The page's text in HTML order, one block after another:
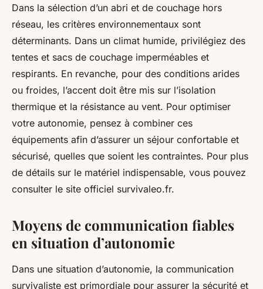
Dans la sélection d’un abri et de couchage hors
réseau, les critères environnementaux sont
déterminants. Dans un climat humide, privilégiez des
tentes et sacs de couchage imperméables et
respirants. En revanche, pour des conditions arides
ou froides, l’accent doit être mis sur l’isolation
thermique et la résistance au vent. Pour optimiser
votre autonomie, pensez à combiner ces
équipements afin d’assurer un séjour confortable et
sécurisé, quelles que soient les contraintes. Pour plus
de détails sur le matériel indispensable, vous pouvez
consulter le site officiel survivaleo.fr.
Moyens de communication fiables
en situation d’autonomie
Dans une situation d’autonomie, la communication
survivaliste est primordiale pour assurer la sécurité et